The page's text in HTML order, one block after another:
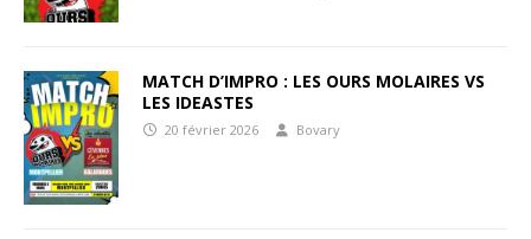
MATCH D’IMPRO : LES OURS MOLAIRES VS
LES IDEASTES
20 février 2026 Bovary